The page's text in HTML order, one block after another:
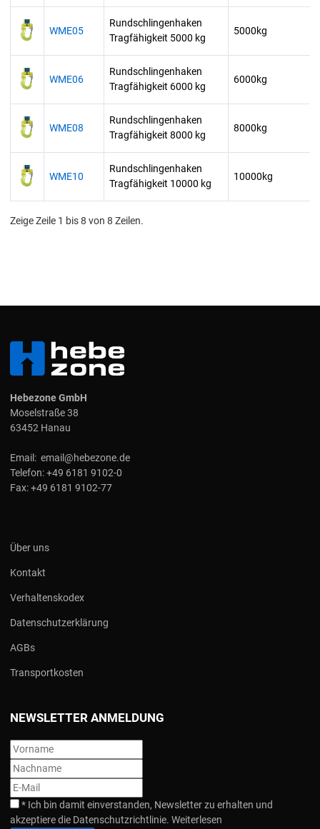
WME05
Rundschlingenhaken
Tragfähigkeit 5000 kg
5000kg
WME06
Rundschlingenhaken
Tragfähigkeit 6000 kg
6000kg
WME08
Rundschlingenhaken
Tragfähigkeit 8000 kg
8000kg
WME10
Rundschlingenhaken
Tragfähigkeit 10000 kg
10000kg
Zeige Zeile 1 bis 8 von 8 Zeilen.
Hebezone GmbH
Moselstraße 38
63452 Hanau
Email: email@hebezone.de
Telefon:+49 6181 9102-0
Fax:+49 6181 9102-77
Über uns
Kontakt
Verhaltenskodex
Datenschutzerklärung
AGBs
Transportkosten
NEWSLETTER ANMELDUNG
* Ich bin damit einverstanden, Newsletter zu erhalten und
akzeptiere die Datenschutzrichtlinie. Weiterlesen